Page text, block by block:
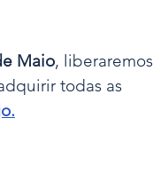
e Legalização
Maio, liberaremos
todas as